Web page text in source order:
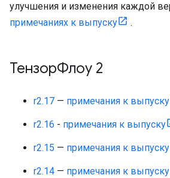
улучшения и изменения каждой
примечаниях к выпуску
.
ТензорФлоу 2
r2.17 — примечания к выпуску
r2.16 - примечания к выпуску
r2.15 — примечания к выпуску
r2.14 — примечания к выпуску